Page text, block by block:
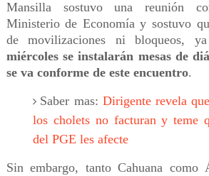
Mansilla sostuvo una reunión
Ministerio de Economía y sostuvo
de movilizaciones ni bloqueos,
miércoles se instalarán mesas de
se va conforme de este encuentro.
Saber mas: Dirigente revela
los cholets no facturan y teme
del PGE les afecte
Sin embargo, tanto Cahuana como